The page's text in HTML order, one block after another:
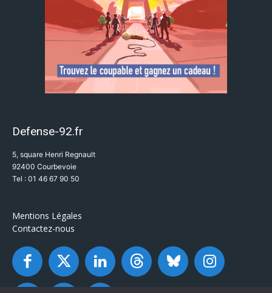
Defense-92.fr
5, square Henri Regnault
92400 Courbevoie
Tel : 01 46 67 90 50
Mentions Légales
Contactez-nous